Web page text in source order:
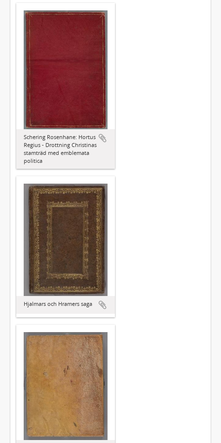
Schering Rosenhane: Hortus
Regius - Drottning Christinas
stamträd med emblemata
politica
Hjalmars och Hramers saga